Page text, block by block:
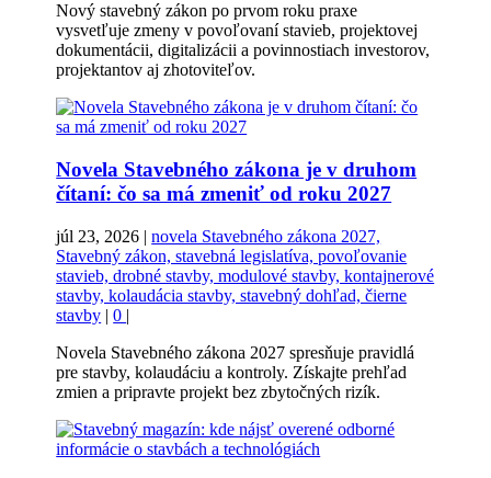
Nový stavebný zákon po prvom roku praxe
vysvetľuje zmeny v povoľovaní stavieb, projektovej
dokumentácii, digitalizácii a povinnostiach investorov,
projektantov aj zhotoviteľov.
Novela Stavebného zákona je v druhom
čítaní: čo sa má zmeniť od roku 2027
júl 23, 2026 |novela Stavebného zákona 2027,
Stavebný zákon, stavebná legislatíva, povoľovanie
stavieb, drobné stavby, modulové stavby, kontajnerové
stavby, kolaudácia stavby, stavebný dohľad, čierne
stavby |0 |
Novela Stavebného zákona 2027 spresňuje pravidlá
pre stavby, kolaudáciu a kontroly. Získajte prehľad
zmien a pripravte projekt bez zbytočných rizík.